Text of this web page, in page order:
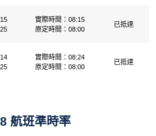
實際時間：08:15
原定時間：08:00
已抵達
實際時間：08:24
原定時間：08:00
已抵達
航班準時率